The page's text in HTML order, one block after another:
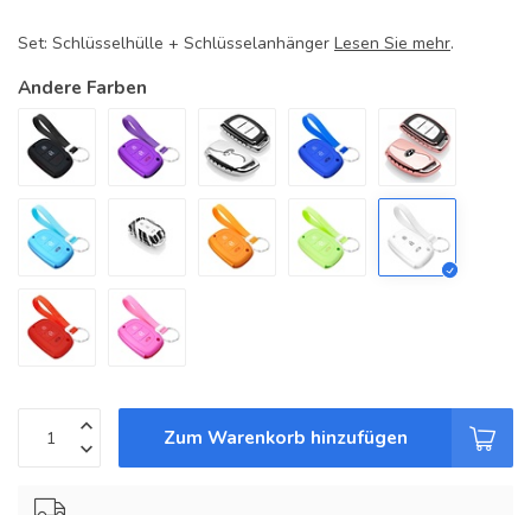
Set: Schlüsselhülle + Schlüsselanhänger Lesen Sie mehr.
Andere Farben
Zum Warenkorb hinzufügen